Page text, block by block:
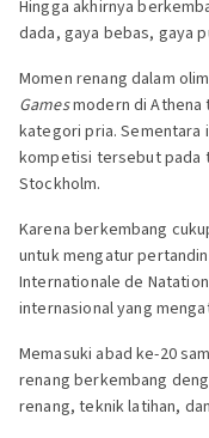
Hingga akhirnya
dada, gaya bebas, gaya
Momen renang dalam
Gamesmodern di Athena
kategori pria.
kompetisi tersebut pada
Stockholm.
Karena berkembang
untuk mengatur
Internationale de
internasional yang
Memasuki abad ke-20
renang berkembang
renang, teknik latihan,